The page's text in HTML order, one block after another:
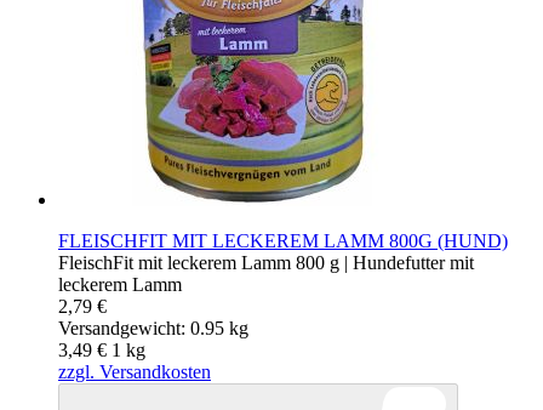
FLEISCHFIT MIT LECKEREM LAMM 800G (HUND)
FleischFit mit leckerem Lamm 800 g | Hundefutter mit
leckerem Lamm
2,79 €
Versandgewicht: 0.95 kg
3,49 € 1 kg
zzgl. Versandkosten